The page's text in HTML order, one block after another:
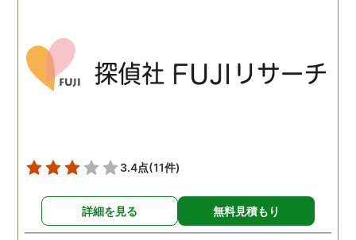
3.4点(11件)
詳細を見る 無料見積もり